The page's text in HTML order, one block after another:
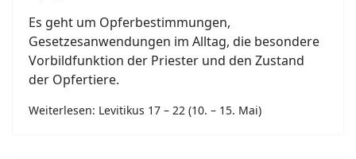
Es geht um Opferbestimmungen,
Gesetzesanwendungen im Alltag, die besondere
Vorbildfunktion der Priester und den Zustand
der Opfertiere.
Weiterlesen: Levitikus 17 – 22 (10. – 15. Mai)